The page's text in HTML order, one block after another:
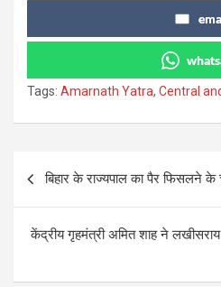
Tags: Amarnath Yatra, Central
Post
बिहार के राज्यपाल का पैर फिसलने के
केंद्रीय गृहमंत्री अमित शाह ने